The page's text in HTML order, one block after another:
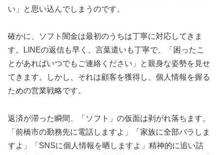
い」と思い込んでしまうのです。
確かに、ソフト闇金は最初のうちは丁寧に対応してきま
す。LINEの返信も早く、言葉遣いも丁寧で、「困ったこ
とがあればいつでもご連絡ください」と親身な姿勢を見せ
てきます。しかし、それは顧客を獲得し、個人情報を握る
ための営業戦略です。
返済が滞った瞬間、「ソフト」の仮面は剥がれ落ちます。
「前橋市の勤務先に電話しますよ」「家族に全部バラしま
すよ」「SNSに個人情報を晒しますよ」精神的に追い詰